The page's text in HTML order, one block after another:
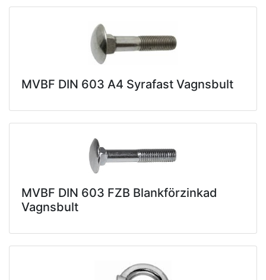
MVBF DIN 603 A4 Syrafast Vagnsbult
MVBF DIN 603 FZB Blankförzinkad
Vagnsbult